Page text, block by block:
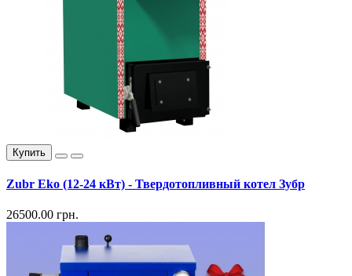
Купить
Zubr Eko (12-24 кВт) - Твердотопливный котел Зубр
26500.00 грн.